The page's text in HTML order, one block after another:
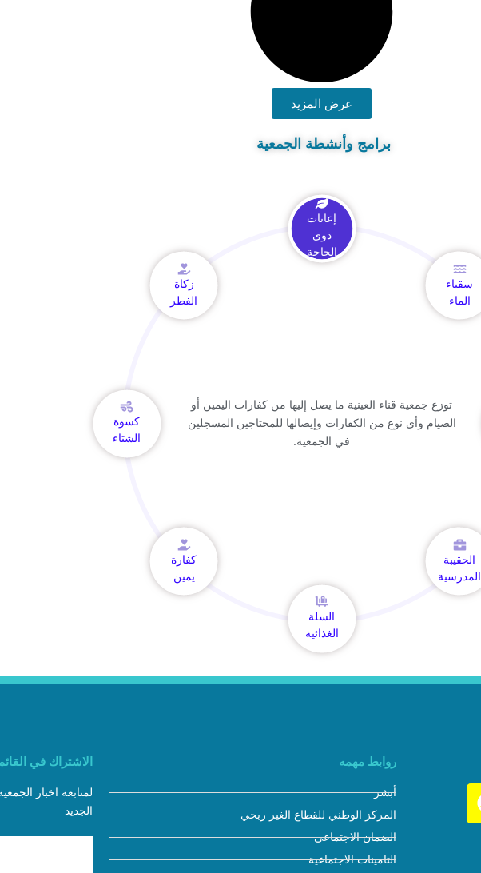
عرض المزيد
برامج وأنشطة الجمعية
إعانات
ذوي
الحاجة
توزع جمعية قناء العينية ما يصل إليها من كفارات اليمين أو
الصيام وأي نوع من الكفارات وإيصالها للمحتاجين المسجلين
في الجمعية.
سقياء
الماء
الحقيبة
المدرسية
السلة
الغذائية
كفارة
يمين
كسوة
الشتاء
زكاة
الفطر
روابط مهمه
أبشر
المركز الوطني للقطاع الغير ربحي
الضمان الاجتماعي
التامينات الاجتماعية
الاشتراك في
لمتابعة اخبار
الجديد